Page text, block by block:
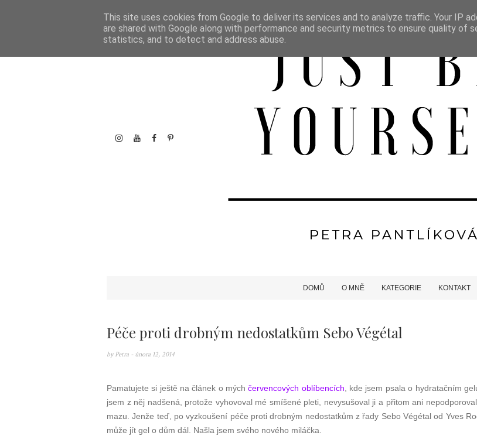
DOMŮ O MNĚ KATEGORIE KONTAKT
Péče proti drobným nedostatkům Sebo Végétal
by Petra - února 12, 2014
Pamatujete si ještě na článek o mýchčervencových oblíbencích , kde jsem psala o hydratačním
jsem z něj nadšená, protože vyhovoval mé smíšené pleti, nevysušoval ji a přitom ani
mazu. Jenže teď, po vyzkoušení péče proti drobným nedostatkům z řady Sebo Végétal od Yves
může jít gel o dům dál. Našla jsem svého nového miláčka.
This site uses cookies from Google to deliver its services and to analyze traffic. Your IP
are shared with Google along with performance and security metrics to ensure quality of
statistics, and to detect and address abuse.